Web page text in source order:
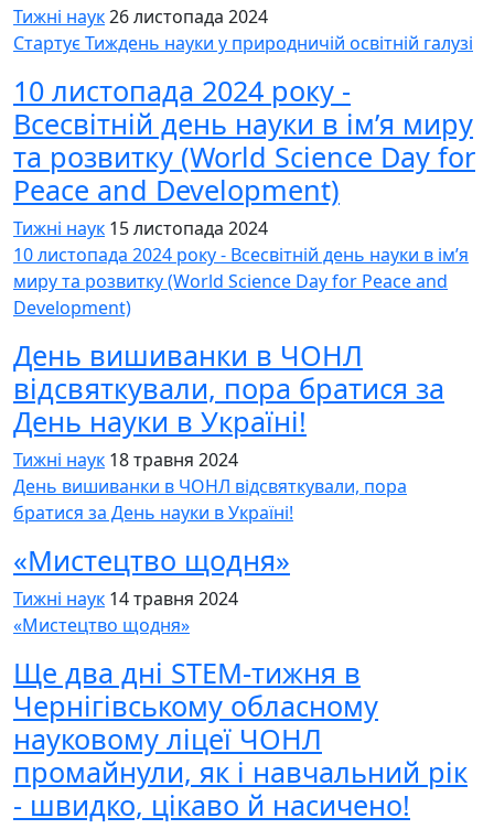
Тижні наук26 листопада 2024
Cтартує Тиждень науки у природничій освітній галузі
10 листопада 2024 року -
Всесвітній день науки в ім’я миру
та розвитку (World Science Day for
Peace and Development)
Тижні наук 15 листопада 2024
10 листопада 2024 року - Всесвітній день науки в ім’я
миру та розвитку (World Science Day for Peace and
Development)
День вишиванки в ЧОНЛ
відсвяткували, пора братися за
День науки в Україні!
Тижні наук 18 травня 2024
День вишиванки в ЧОНЛ відсвяткували, пора
братися за День науки в Україні!
«Мистецтво щодня»
Тижні наук 14 травня 2024
«Мистецтво щодня»
Ще два дні STEM-тижня в
Чернігівському обласному
науковому ліцеї ЧОНЛ
промайнули, як і навчальний рік
- швидко, цікаво й насичено!